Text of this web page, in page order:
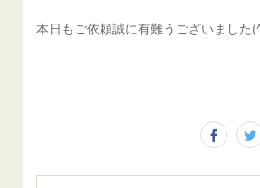
本日もご依頼誠に有難うございました